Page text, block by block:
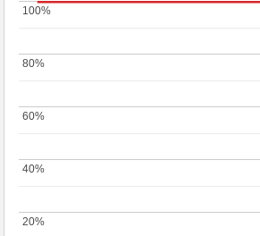
20%
20%
40%
40%
60%
60%
80%
80%
100%
100%